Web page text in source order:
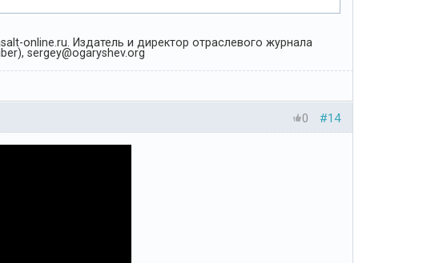
online.ru. Издатель и директор отраслевого журнала
sergey@ogaryshev.org
#14
0